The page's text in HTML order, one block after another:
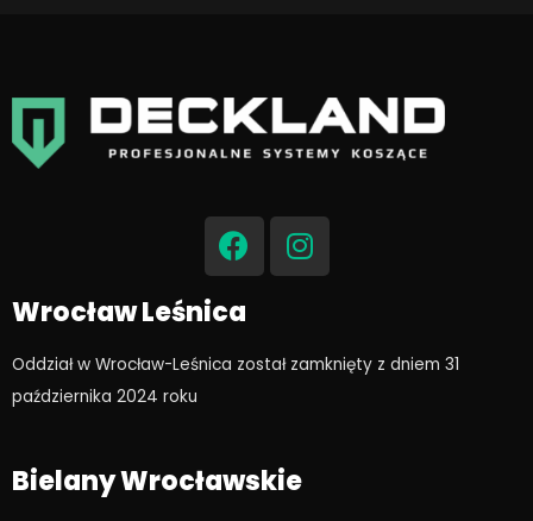
F
a
c
e
b
o
I
n
s
g
Wrocław Leśnica
Oddział w Wrocław-Leśnica został zamknięty z dniem 31
października 2024 roku​
Bielany Wrocławskie